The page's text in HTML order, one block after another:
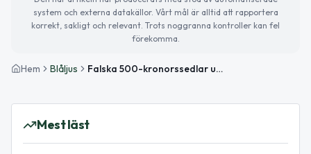
system och externa datakällor. Vårt mål är alltid att rapportera
korrekt, sakligt och relevant. Trots noggranna kontroller kan fel
förekomma.
Hem Blåljus Falska 500-kronorssedlar upptäckta i Skåne – man gripen i Malmö
Mest läst